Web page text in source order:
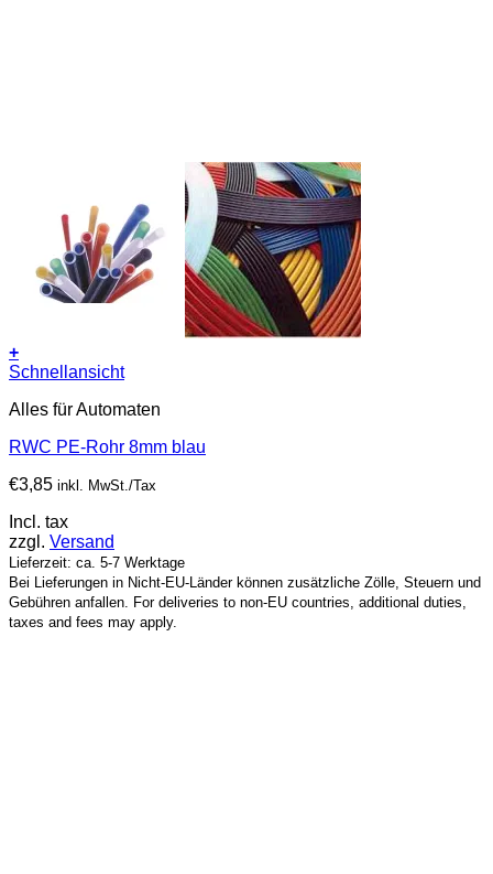
+
Schnellansicht
Alles für Automaten
RWC PE-Rohr 8mm blau
€3,85 inkl. MwSt./Tax
Incl. tax
zzgl. Versand
Lieferzeit: ca. 5-7 Werktage
Bei Lieferungen in Nicht-EU-Länder können zusätzliche Zölle, Steuern und
Gebühren anfallen. For deliveries to non-EU countries, additional duties,
taxes and fees may apply.